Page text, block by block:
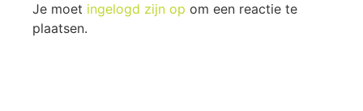
Je moet ingelogd zijn op om een reactie te
plaatsen.